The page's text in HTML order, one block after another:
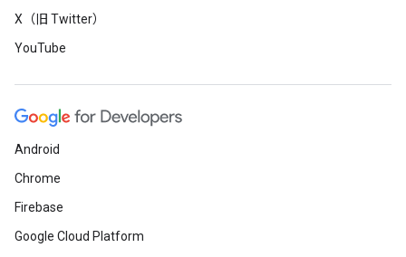
X（旧 Twitter）
YouTube
Android
Chrome
Firebase
Google Cloud Platform